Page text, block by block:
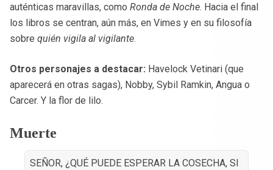
auténticas maravillas, como Ronda de Noche. Hacia el final
los libros se centran, aún más, en Vimes y en su filosofía
sobre quién vigila al vigilante.
Otros personajes a destacar: Havelock Vetinari (que
aparecerá en otras sagas), Nobby, Sybil Ramkin, Angua o
Carcer. Y la flor de lilo.
Muerte
SEÑOR, ¿QUÉ PUEDE ESPERAR LA COSECHA, SI